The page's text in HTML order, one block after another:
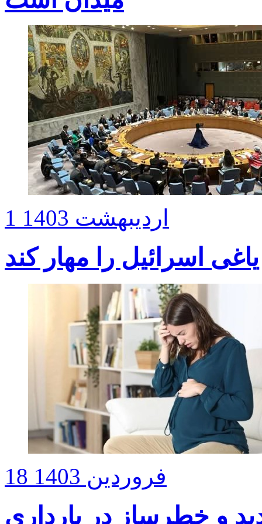
1 اردیبهشت 1403
اسرائیل را مهار کند
18 فروردین 1403
و خطرساز در بارداری